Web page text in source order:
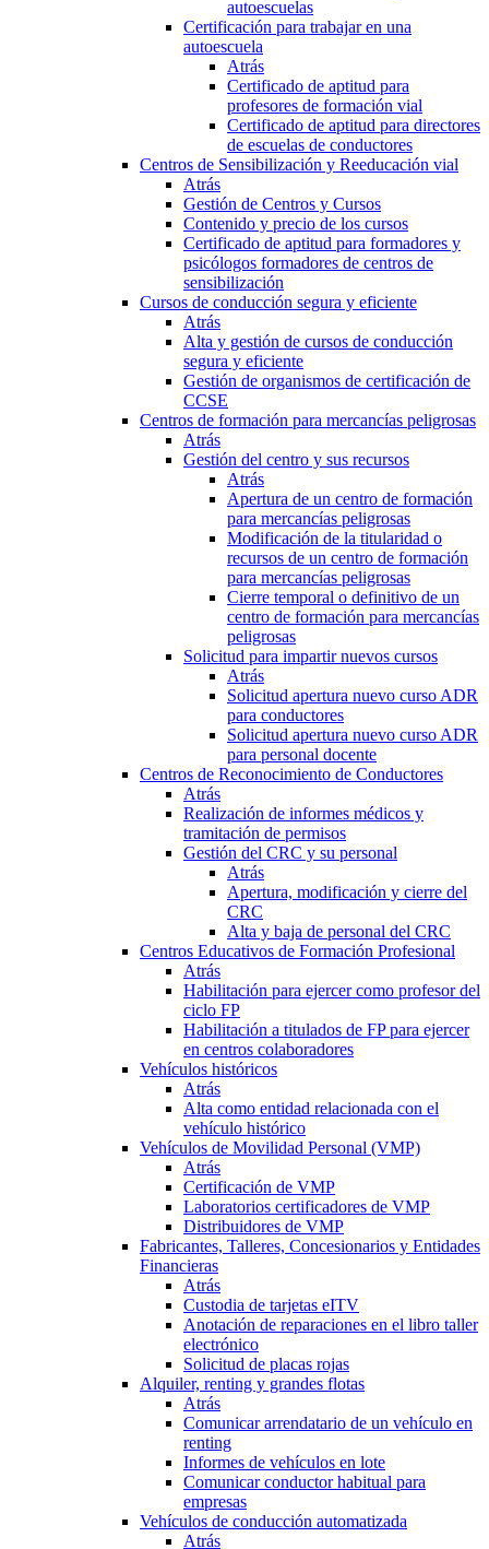
autoescuelas
Certificación para trabajar en una
autoescuela
Atrás
Certificado de aptitud para
profesores de formación vial
Certificado de aptitud para directores
de escuelas de conductores
Centros de Sensibilización y Reeducación vial
Atrás
Gestión de Centros y Cursos
Contenido y precio de los cursos
Certificado de aptitud para formadores y
psicólogos formadores de centros de
sensibilización
Cursos de conducción segura y eficiente
Atrás
Alta y gestión de cursos de conducción
segura y eficiente
Gestión de organismos de certificación de
CCSE
Centros de formación para mercancías peligrosas
Atrás
Gestión del centro y sus recursos
Atrás
Apertura de un centro de formación
para mercancías peligrosas
Modificación de la titularidad o
recursos de un centro de formación
para mercancías peligrosas
Cierre temporal o definitivo de un
centro de formación para mercancías
peligrosas
Solicitud para impartir nuevos cursos
Atrás
Solicitud apertura nuevo curso ADR
para conductores
Solicitud apertura nuevo curso ADR
para personal docente
Centros de Reconocimiento de Conductores
Atrás
Realización de informes médicos y
tramitación de permisos
Gestión del CRC y su personal
Atrás
Apertura, modificación y cierre del
CRC
Alta y baja de personal del CRC
Centros Educativos de Formación Profesional
Atrás
Habilitación para ejercer como profesor del
ciclo FP
Habilitación a titulados de FP para ejercer
en centros colaboradores
Vehículos históricos
Atrás
Alta como entidad relacionada con el
vehículo histórico
Vehículos de Movilidad Personal (VMP)
Atrás
Certificación de VMP
Laboratorios certificadores de VMP
Distribuidores de VMP
Fabricantes, Talleres, Concesionarios y Entidades
Financieras
Atrás
Custodia de tarjetas eITV
Anotación de reparaciones en el libro taller
electrónico
Solicitud de placas rojas
Alquiler, renting y grandes flotas
Atrás
Comunicar arrendatario de un vehículo en
renting
Informes de vehículos en lote
Comunicar conductor habitual para
empresas
Vehículos de conducción automatizada
Atrás